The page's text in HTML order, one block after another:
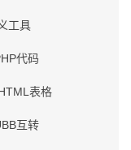
工具
代码
表格
互转